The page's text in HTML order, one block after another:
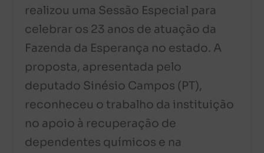
realizou uma Sessão Especial para
celebrar os 23 anos de atuação da
Fazenda da Esperança no estado. A
proposta, apresentada pelo
deputado Sinésio Campos (PT),
reconheceu o trabalho da instituição
no apoio à recuperação de
dependentes químicos e na